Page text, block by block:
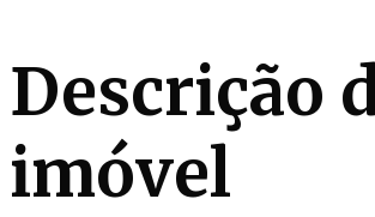
Descrição
imóvel